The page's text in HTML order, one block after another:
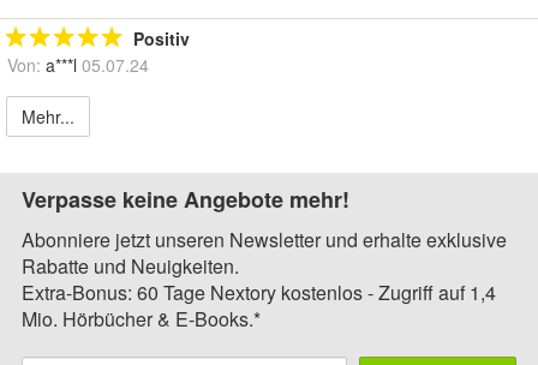
Positiv
Von: a***l 05.07.24
Mehr...
Verpasse keine Angebote mehr!
Abonniere jetzt unseren Newsletter und erhalte exklusive
Rabatte und Neuigkeiten.
Extra-Bonus: 60 Tage Nextory kostenlos - Zugriff auf 1,4
Mio. Hörbücher & E-Books.*